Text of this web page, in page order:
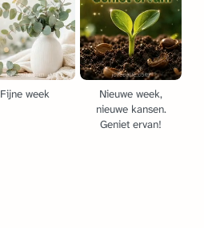
Fijne week
Nieuwe week,
nieuwe kansen.
Geniet ervan!